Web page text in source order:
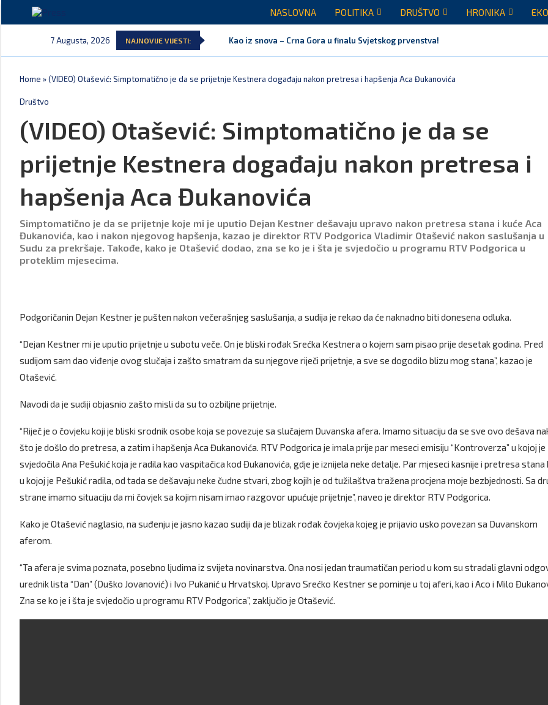
NASLOVNA POLITIKA DRUŠTVO HRONIKA
7 Augusta, 2026 NAJNOVIJE VIJESTI: Kao iz snova – Crna Gora u finalu Svjetskog prvenstva!
Home »(VIDEO) Otašević: Simptomatično je da se prijetnje Kestnera događaju nakon pretresa i hapšenja Aca Đukanovića
Društvo
(VIDEO) Otašević: Simptomatično je da se
prijetnje Kestnera događaju nakon pretresa i
hapšenja Aca Đukanovića
Simptomatično je da se prijetnje koje mi je uputio Dejan Kestner dešavaju upravo nakon pretresa stana i kuće Aca
Đukanovića, kao i nakon njegovog hapšenja, kazao je direktor RTV Podgorica Vladimir Otašević nakon saslušanja u
Sudu za prekršaje. Takođe, kako je Otašević dodao, zna se ko je i šta je svjedočio u programu RTV Podgorica u
proteklim mjesecima.
Podgoričanin Dejan Kestner je pušten nakon večerašnjeg saslušanja, a sudija je rekao da će naknadno biti donesena odluka.
“Dejan Kestner mi je uputio prijetnje u subotu veče. On je bliski rođak Srećka Kestnera o kojem sam pisao prije desetak godina. Pred
sudijom sam dao viđenje ovog slučaja i zašto smatram da su njegove riječi prijetnje, a sve se dogodilo blizu mog stana”, kazao je
Otašević.
Navodi da je sudiji objasnio zašto misli da su to ozbiljne prijetnje.
“Riječ je o čovjeku koji je bliski srodnik osobe koja se povezuje sa slučajem Duvanska afera. Imamo situaciju da se sve ovo dešava
što je došlo do pretresa, a zatim i hapšenja Aca Đukanovića. RTV Podgorica je imala prije par meseci emisiju “Kontroverza” u kojoj je
svjedočila Ana Pešukić koja je radila kao vaspitačica kod Đukanovića, gdje je iznijela neke detalje. Par mjeseci kasnije i pretresa stana
u kojoj je Pešukić radila, od tada se dešavaju neke čudne stvari, zbog kojih je od tužilaštva tražena procjena moje bezbjednosti. Sa
strane imamo situaciju da mi čovjek sa kojim nisam imao razgovor upućuje prijetnje”, naveo je direktor RTV Podgorica.
Kako je Otašević naglasio, na suđenju je jasno kazao sudiji da je blizak rođak čovjeka kojeg je prijavio usko povezan sa Duvanskom
aferom.
“Ta afera je svima poznata, posebno ljudima iz svijeta novinarstva. Ona nosi jedan traumatičan period u kom su stradali glavni
urednik lista “Dan” (Duško Jovanović) i Ivo Pukanić u Hrvatskoj. Upravo Srećko Kestner se pominje u toj aferi, kao i Aco i Milo
Zna se ko je i šta je svjedočio u programu RTV Podgorica”, zaključio je Otašević.